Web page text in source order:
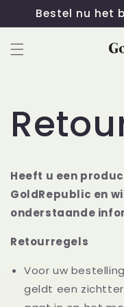
naar de
content
Bestel nu het
Heeft u een
GoldRepublic en
onderstaande
Retourregels
Voor uw
geldt een